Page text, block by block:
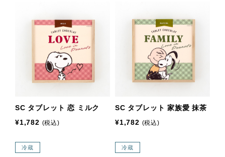
SC タブレット 恋 ミルク
¥1,782 (税込)
冷蔵
SC タブレット 家族愛 抹茶
¥1,782 (税込)
冷蔵